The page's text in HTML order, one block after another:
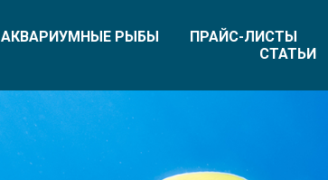
АКВАРИУМНЫЕ РЫБЫ ПРАЙС-ЛИСТЫ
СТАТЬИ